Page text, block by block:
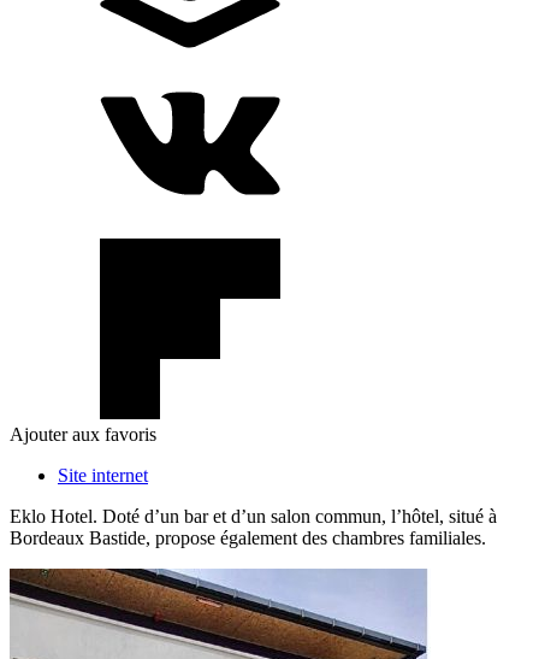
Ajouter aux favoris
Site internet
Eklo Hotel. Doté d’un bar et d’un salon commun, l’hôtel, situé à
Bordeaux Bastide, propose également des chambres familiales.